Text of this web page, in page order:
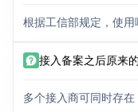
根据工信部规定，使
接入备案之后原来
多个接入商可同时存